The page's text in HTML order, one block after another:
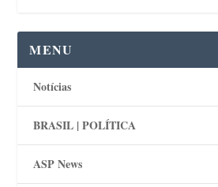
MENU
Notícias
BRASIL | POLÍTICA
ASP News